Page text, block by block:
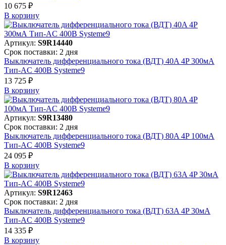
10 675 ₽
В корзинy
Артикул: S9R14440
Срок поставки: 2 дня
Выключатель дифференциального тока (ВДТ) 40A 4P 300мА
Тип-AC 400В Systeme9
13 725 ₽
В корзинy
Артикул: S9R13480
Срок поставки: 2 дня
Выключатель дифференциального тока (ВДТ) 80A 4P 100мА
Тип-AC 400В Systeme9
24 095 ₽
В корзинy
Артикул: S9R12463
Срок поставки: 2 дня
Выключатель дифференциального тока (ВДТ) 63A 4P 30мА
Тип-AC 400В Systeme9
14 335 ₽
В корзинy